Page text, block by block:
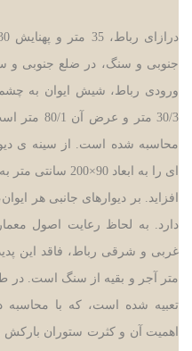
جنوبی و سنگ، در ضلع جنوبی
ورودی رباط، شیش ایوان به
محاسبه شده است. از سینه ی
ای را به ابعاد 90
×
200 سانتی
دارد. به لحاظ رعایت اصول
تعبیه شده است، که با محاسبه
اهمیت آن و کثرت ستوران بارکش